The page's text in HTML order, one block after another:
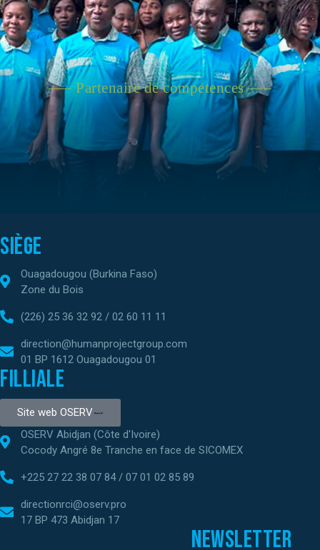
—– Partenaire de compétences —–
Siège
Ouagadougou (Burkina Faso)
Zone du Bois
(226) 25 36 32 92 / 02 60 11 11
direction@humanprojectgroup.com
01 BP 1612 Ouagadougou 01
Filliale
Site web OSERV
OSERV Abidjan (Côte d'Ivoire)
Cocody Angré 8e Tranche en face de SICOMEX
+225 27 22 38 07 84 / 07 01 02 85 89
directionrci@oserv.pro
17 BP 473 Abidjan 17
Newsletter